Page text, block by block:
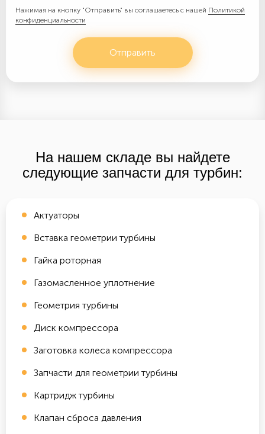
Нажимая на кнопку "Отправить" вы соглашаетесь с нашей Политикой
конфиденциальности
Отправить
На нашем складе вы найдете
следующие запчасти для турбин:
Актуаторы
Вставка геометрии турбины
Гайка роторная
Газомасленное уплотнение
Геометрия турбины
Диск компрессора
Заготовка колеса компрессора
Запчасти для геометрии турбины
Картридж турбины
Клапан сброса давления